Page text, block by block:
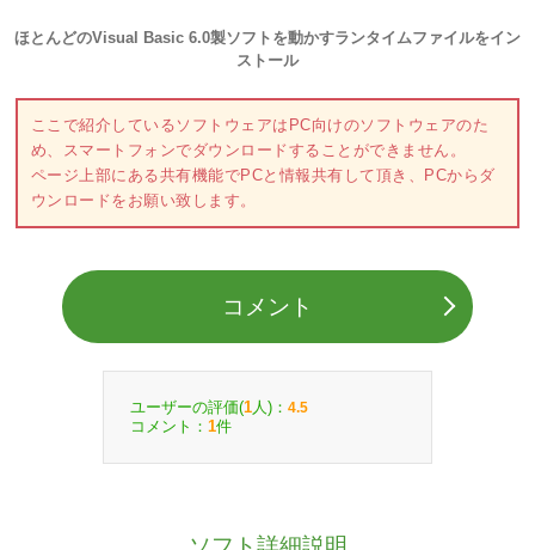
ほとんどのVisual Basic 6.0製ソフトを動かすランタイムファイルをイン
ストール
ここで紹介しているソフトウェアはPC向けのソフトウェアのた
め、スマートフォンでダウンロードすることができません。
ページ上部にある共有機能でPCと情報共有して頂き、PCからダ
ウンロードをお願い致します。
コメント
ユーザーの評価(1 人)： 4.5
コメント： 1件